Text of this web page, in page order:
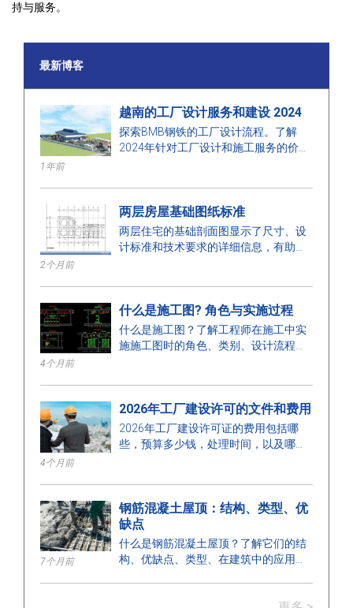
持与服务。
最新博客
1年前
越南的工厂设计服务和建设 2024
探索BMB钢铁的工厂设计流程。了解
2024年针对工厂设计和施工服务的价
2个月前
两层房屋基础图纸标准
两层住宅的基础剖面图显示了尺寸、设
计标准和技术要求的详细信息，有助于
4个月前
什么是施工图? 角色与实施过程
什么是施工图？了解工程师在施工中实
施施工图时的角色、类别、设计流程和
4个月前
2026年工厂建设许可的文件和费用
2026年工厂建设许可证的费用包括哪
些，预算多少钱，处理时间，以及哪个
7个月前
钢筋混凝土屋顶：结构、类型、优
缺点
什么是钢筋混凝土屋顶？了解它们的结
构、优缺点、类型、在建筑中的应用，